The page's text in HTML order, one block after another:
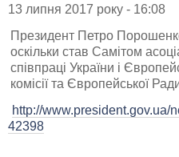
13 липня 2017 року - 16:08
Президент Петро
оскільки став Самітом
співпраці України і
комісії та Європейської
http://
42398